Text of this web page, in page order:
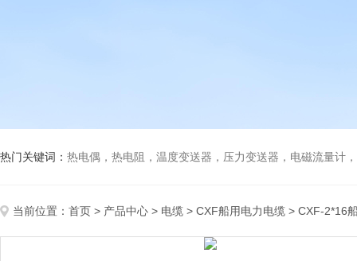
热门关键词： 热电偶，热电阻，温度变送器，压力变送器，电磁流量计，
当前位置： 首页 > 产品中心 > 电缆 > CXF船用电力电缆 > CXF-2*16